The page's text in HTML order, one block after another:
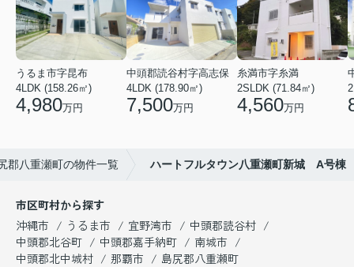
うるま市字昆布
4LDK (158.26㎡)
4,980万円
中頭郡読谷村字高志保
4LDK (178.90㎡)
7,500万円
糸満市字糸満
2SLDK (71.84㎡)
4,560万円
郡八重瀬町の物件一覧 ハートフルタウン八重瀬町新城 A号棟
市区町村から探す
沖縄市
うるま市 宜野湾市
中頭郡読谷村
中頭郡北谷町
中頭郡嘉手納町
南城市
中頭郡北中城村
那覇市
島尻郡八重瀬町